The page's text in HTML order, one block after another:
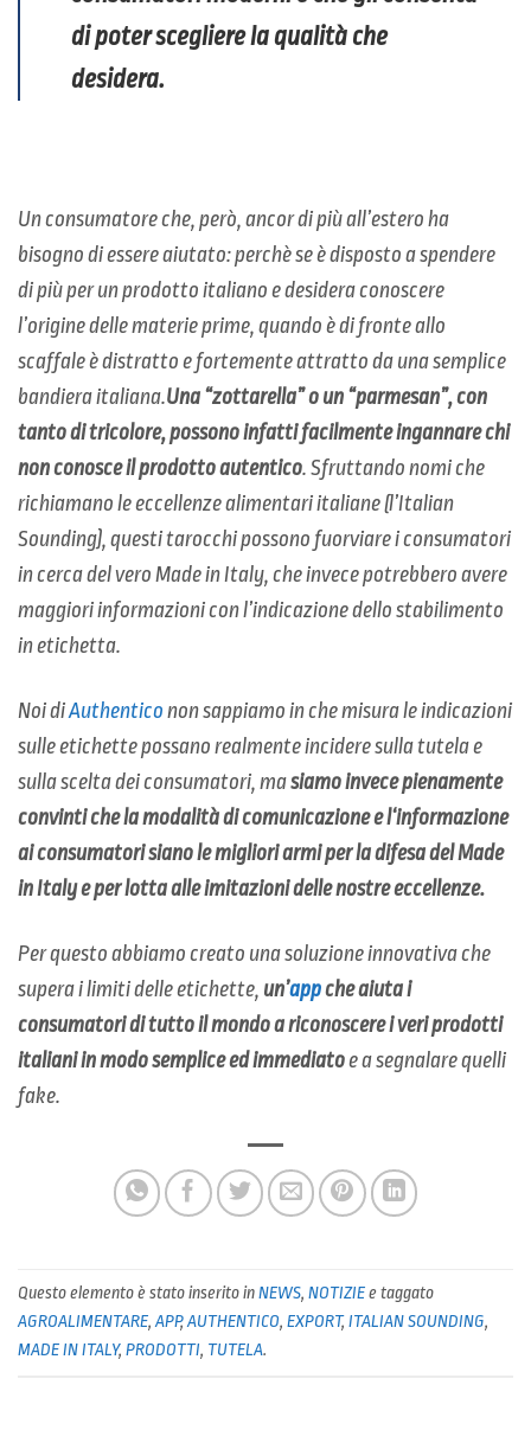
di poter scegliere la qualità che
desidera.
Un consumatore che, però, ancor di più all’estero ha
bisogno di essere aiutato: perchè se è disposto a spendere
di più per un prodotto italiano e desidera conoscere
l’origine delle materie prime, quando è di fronte allo
scaffale è distratto e fortemente attratto da una semplice
bandiera italiana.Una “zottarella” o un “parmesan”, con
tanto di tricolore, possono infatti facilmente ingannare chi
non conosce il prodotto autentico. Sfruttando nomi che
richiamano le eccellenze alimentari italiane (l’Italian
Sounding), questi tarocchi possono fuorviare i consumatori
in cerca del vero Made in Italy, che invece potrebbero avere
maggiori informazioni con l’indicazione dello stabilimento
in etichetta.
Noi diAuthentico non sappiamo in che misura le indicazioni
sulle etichette possano realmente incidere sulla tutela e
sulla scelta dei consumatori, masiamo invece pienamente
convinti che la modalità di comunicazione e l‘informazione
ai consumatori siano le migliori armi per la difesa del Made
in Italy e per lotta alle imitazioni delle nostre eccellenze.
Per questo abbiamo creato una soluzione innovativa che
supera i limiti delle etichette, un’appche aiuta i
consumatori di tutto il mondo a riconoscere i veri prodotti
italiani in modo semplice ed immediatoe a segnalare quelli
fake.
Questo elemento è stato inserito inNEWS, NOTIZIEe taggato
AGROALIMENTARE,APP,AUTHENTICO, EXPORT,ITALIAN SOUNDING,
MADE IN ITALY, PRODOTTI, TUTELA.